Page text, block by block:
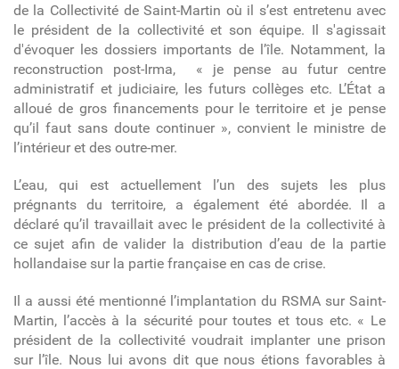
de la Collectivité de Saint-Martin où il s’est entretenu avec
le président de la collectivité et son équipe. Il s'agissait
d'évoquer les dossiers importants de l’île. Notamment, la
reconstruction post-Irma, « je pense au futur centre
administratif et judiciaire, les futurs collèges etc. L’État a
alloué de gros financements pour le territoire et je pense
qu’il faut sans doute continuer », convient le ministre de
l’intérieur et des outre-mer.
L’eau, qui est actuellement l’un des sujets les plus
prégnants du territoire, a également été abordée. Il a
déclaré qu’il travaillait avec le président de la collectivité à
ce sujet afin de valider la distribution d’eau de la partie
hollandaise sur la partie française en cas de crise.
Il a aussi été mentionné l’implantation du RSMA sur Saint-
Martin, l’accès à la sécurité pour toutes et tous etc. « Le
président de la collectivité voudrait implanter une prison
sur l’île. Nous lui avons dit que nous étions favorables à